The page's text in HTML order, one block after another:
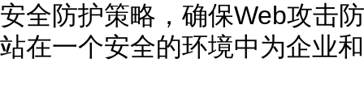
安全防护策略，确保Web攻击
站在一个安全的环境中为企业